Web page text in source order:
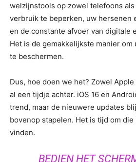
welzijnstools op zowel telefoons
verbruik te beperken, uw hersenen
en de constante afvoer van digitale
Het is de gemakkelijkste manier om
te beschermen.
Dus, hoe doen we het? Zowel
al een tijdje achter. iOS 16 en
trend, maar de nieuwere updates
bovenop stapelen. Het is tijd om
vinden.
BEDIEN HET